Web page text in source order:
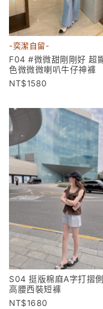
-奕潔自留-
F04 #微微甜剛剛好 超
色微微微喇叭牛仔神褲
1580
S04 挺版棉麻A字打摺
高腰西裝短褲
1680